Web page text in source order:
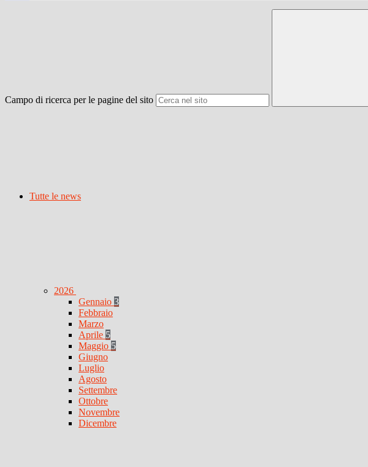
Campo di ricerca per le pagine del sito
Tutte le news
2026
Gennaio 3
Febbraio
Marzo
Aprile 5
Maggio 5
Giugno
Luglio
Agosto
Settembre
Ottobre
Novembre
Dicembre